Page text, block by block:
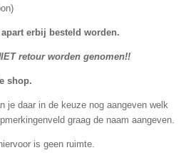
erbij besteld worden.
retour worden genomen!!
shop.
je daar in de keuze nog aangeven welk
graag de naam aangeven.
hiervoor is geen ruimte.